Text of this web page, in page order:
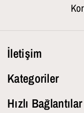
İletişim
Hafta İçi
09.00-18.00
info@lavendrose.com
Kategoriler
Tüm Ürünler
Hızlı Bağlantılar